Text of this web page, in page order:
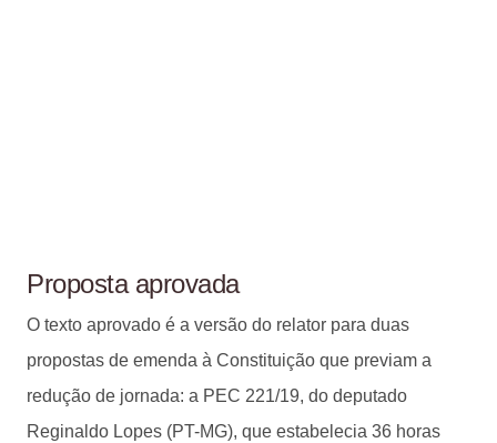
Proposta aprovada
O texto aprovado é a versão do relator para duas
propostas de emenda à Constituição que previam a
redução de jornada: a PEC 221/19, do deputado
Reginaldo Lopes (PT-MG), que estabelecia 36 horas